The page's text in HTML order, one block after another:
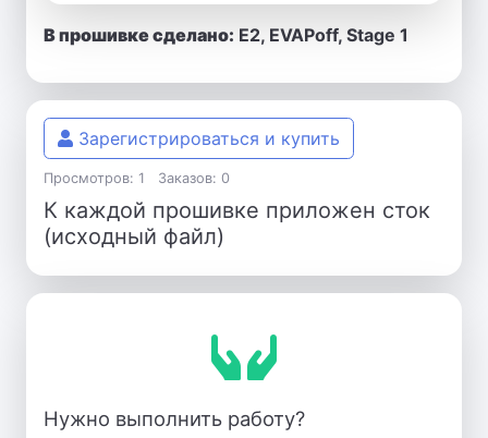
В прошивке сделано: E2, EVAPoff, Stage 1
Зарегистрироваться и купить
Просмотров: 1 Заказов: 0
К каждой прошивке приложен сток
(исходный файл)
Нужно выполнить работу?